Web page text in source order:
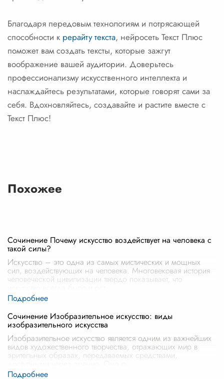
Благодаря передовым технологиям и потрясающей
способности к рерайту текста, нейросеть Текст Плюс
поможет вам создать тексты, которые зажгут
воображение вашей аудитории. Доверьтесь
профессионализму искусственного интеллекта и
наслаждайтесь результатами, которые говорят сами за
себя. Вдохновляйтесь, создавайте и растите вместе с
Текст Плюс!
Похожее
Сочинение Почему искусство воздействует на человека с
такой силы?
Искусство – это одна из самых мистических и мощных
сил, воздействующих на человека. Многовековая история
человеческой цивилизации твердо показывает, что
Сочинение Изобразительное искусство: виды
изобразительного искусства
Изобразительное искусство является одним из важнейших
видов художественного творчества, отражающих мир в
зрительных образах, передаваемых средствами,